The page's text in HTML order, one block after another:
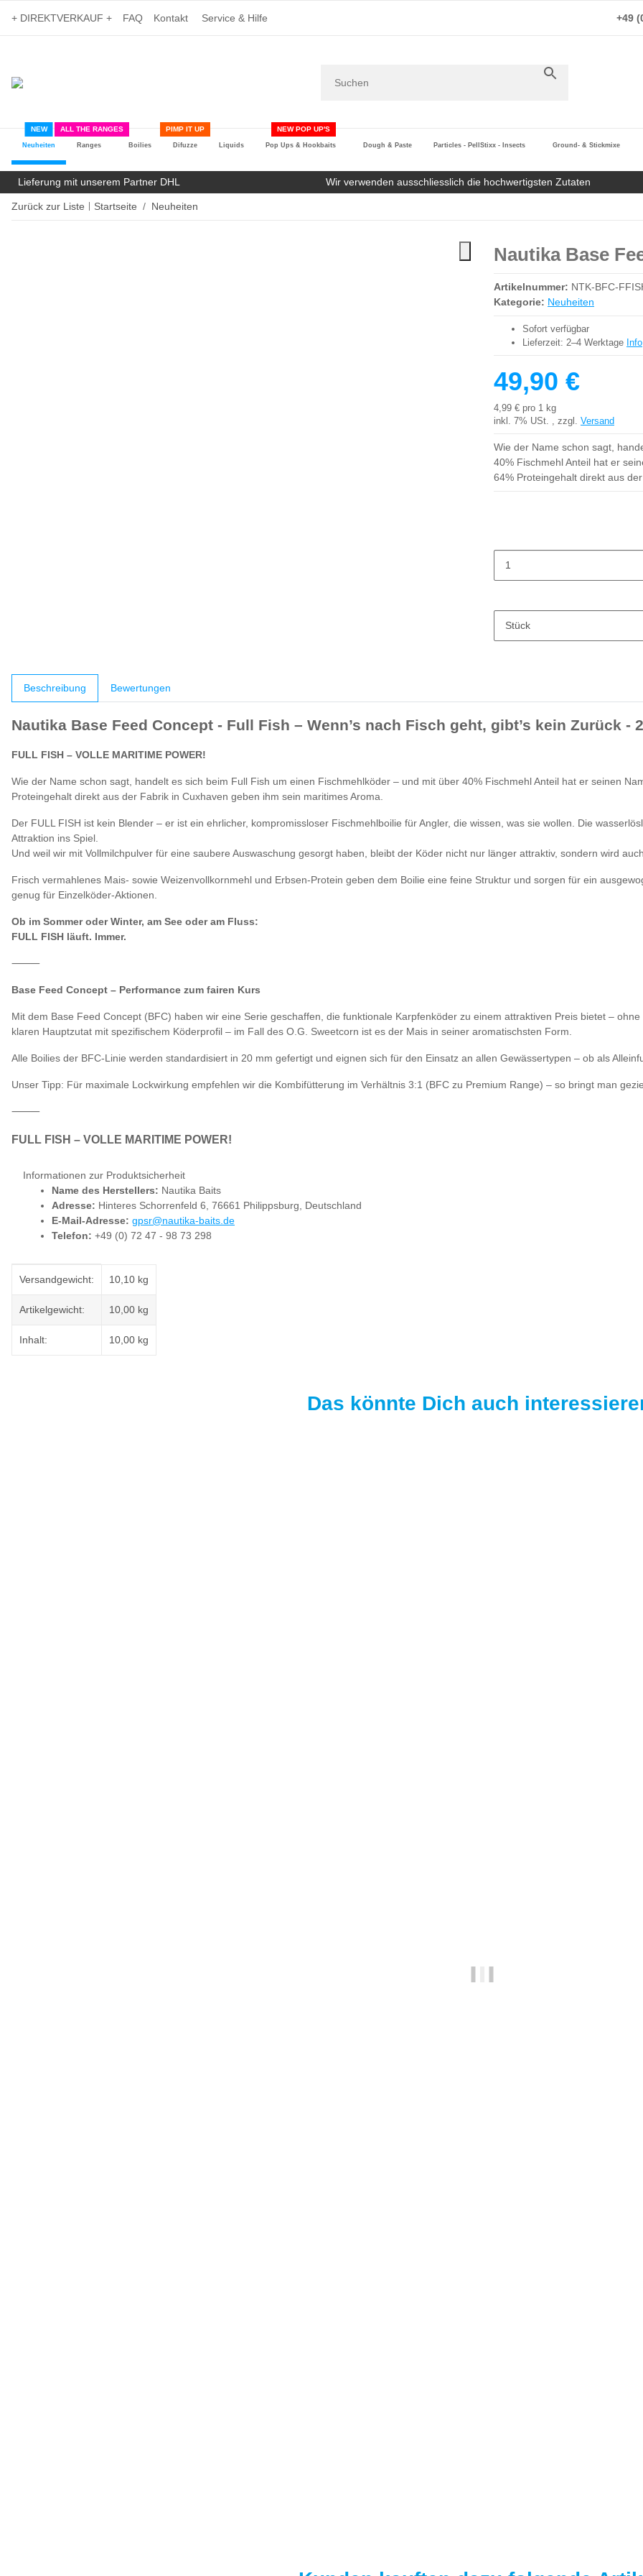
+ DIREKTVERKAUF + FAQ Kontakt Service & Hilfe +49
Neuheiten
NEW
Ranges
ALL THE RANGES
Boilies Difuzze
PIMP IT UP
Liquids Pop Ups & Hookbaits
NEW POP UP'S
Dough & Paste Particles - PellStixx - Insects Ground- & Stickmixe
Lieferung mit unserem Partner DHL Wir verwenden ausschliesslich die hochwertigsten Zutaten
Zurück zur Liste Startseite Neuheiten
Nautika Base
Artikelnummer: NTK-BFC-
Kategorie: Neuheiten
Sofort verfügbar
Lieferzeit: 2–4 Werktage Info
49,90 €
4,99 € pro 1 kg
inkl. 7% USt. , zzgl. Versand
Wie der Name schon sagt,
40% Fischmehl Anteil hat er
64% Proteingehalt direkt aus
Stück
Beschreibung Bewertungen
Nautika Base Feed Concept - Full Fish – Wenn’s nach Fisch geht, gibt’s kein Zurück -
FULL FISH – VOLLE MARITIME POWER!
Wie der Name schon sagt, handelt es sich beim Full Fish um einen Fischmehlköder – und mit über 40% Fischmehl Anteil hat er seinen
Proteingehalt direkt aus der Fabrik in Cuxhaven geben ihm sein maritimes Aroma.
Der FULL FISH ist kein Blender – er ist ein ehrlicher, kompromissloser Fischmehlboilie für Angler, die wissen, was sie wollen. Die
Attraktion ins Spiel.
Und weil wir mit Vollmilchpulver für eine saubere Auswaschung gesorgt haben, bleibt der Köder nicht nur länger attraktiv, sondern wird
Frisch vermahlenes Mais- sowie Weizenvollkornmehl und Erbsen-Protein geben dem Boilie eine feine Struktur und sorgen für ein
genug für Einzelköder-Aktionen.
Ob im Sommer oder Winter, am See oder am Fluss:
FULL FISH läuft. Immer.
⸻
Base Feed Concept – Performance zum fairen Kurs
Mit dem Base Feed Concept (BFC) haben wir eine Serie geschaffen, die funktionale Karpfenköder zu einem attraktiven Preis bietet –
klaren Hauptzutat mit spezifischem Köderprofil – im Fall des O.G. Sweetcorn ist es der Mais in seiner aromatischsten Form.
Alle Boilies der BFC-Linie werden standardisiert in 20 mm gefertigt und eignen sich für den Einsatz an allen Gewässertypen – ob als
Unser Tipp: Für maximale Lockwirkung empfehlen wir die Kombifütterung im Verhältnis 3:1 (BFC zu Premium Range) – so bringt man
⸻
FULL FISH – VOLLE MARITIME POWER!
Informationen zur Produktsicherheit
Name des Herstellers: Nautika Baits
Adresse: Hinteres Schorrenfeld 6, 76661 Philippsburg, Deutschland
E-Mail-Adresse: gpsr@nautika-baits.de
Telefon: +49 (0) 72 47 - 98 73 298
Versandgewicht: 10,10 kg
Artikelgewicht: 10,00 kg
Inhalt: 10,00 kg
Das könnte Dich auch